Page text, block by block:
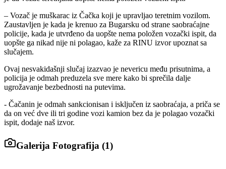
– Vozač je muškarac iz Čačka koji je upravljao teretnim vozilom.
Zaustavljen je kada je krenuo za Bugarsku od strane saobraćajne
policije, kada je utvrđeno da uopšte nema položen vozački ispit, da
uopšte ga nikad nije ni polagao, kaže za RINU izvor upoznat sa
slučajem.
Ovaj nesvakidašnji slučaj izazvao je nevericu među prisutnima, a
policija je odmah preduzela sve mere kako bi sprečila dalje
ugrožavanje bezbednosti na putevima.
- Čačanin je odmah sankcionisan i isključen iz saobraćaja, a priča se
da on već dve ili tri godine vozi kamion bez da je polagao vozački
ispit, dodaje naš izvor.
Galerija Fotografija (1)